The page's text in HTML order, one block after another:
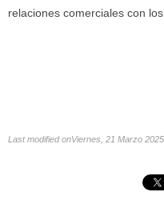
relaciones comerciales con
Last modified onViernes, 21 Marzo